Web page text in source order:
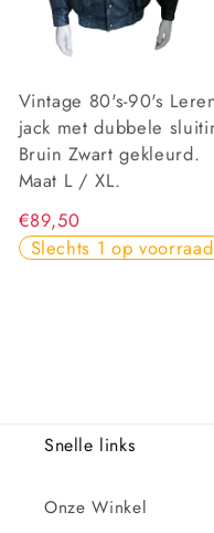
Vintage 80's-90's
jack met dubbele
Bruin Zwart gekleurd.
Maat L / XL.
€89,50
Slechts 1 op voorraad
Snelle links
Onze Winkel